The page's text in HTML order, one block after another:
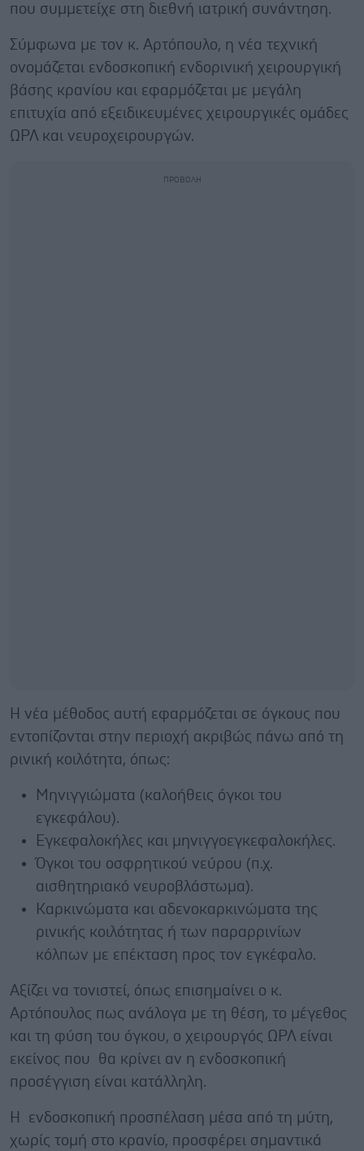
που συμμετείχε στη διεθνή ιατρική συνάντηση.
Σύμφωνα με τον κ. Αρτόπουλο, η νέα τεχνική
ονομάζεται ενδοσκοπική ενδορινική χειρουργική
βάσης κρανίου και εφαρμόζεται με μεγάλη
επιτυχία από εξειδικευμένες χειρουργικές ομάδες
ΩΡΛ και νευροχειρουργών.
Η νέα μέθοδος αυτή εφαρμόζεται σε όγκους που
εντοπίζονται στην περιοχή ακριβώς πάνω από τη
ρινική κοιλότητα, όπως:
Mηνιγγιώματα (καλοήθεις όγκοι του
εγκεφάλου).
Εγκεφαλοκήλες και μηνιγγοεγκεφαλοκήλες.
Όγκοι του οσφρητικού νεύρου (π.χ.
αισθητηριακό νευροβλάστωμα).
Καρκινώματα και αδενοκαρκινώματα της
ρινικής κοιλότητας ή των παραρρινίων
κόλπων με επέκταση προς τον εγκέφαλο.
Αξίζει να τονιστεί, όπως επισημαίνει ο κ.
Αρτόπουλος πως ανάλογα με τη θέση, το μέγεθος
και τη φύση του όγκου, ο χειρουργός ΩΡΛ είναι
εκείνος που θα κρίνει αν η ενδοσκοπική
προσέγγιση είναι κατάλληλη.
Η ενδοσκοπική προσπέλαση μέσα από τη μύτη,
χωρίς τομή στο κρανίο, προσφέρει σημαντικά